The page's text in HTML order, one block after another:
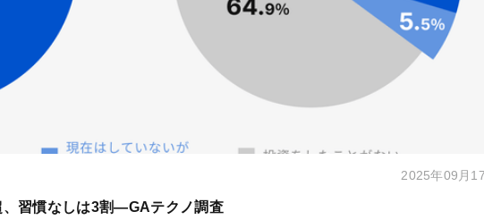
2025年09月
習慣なしは3割―GAテクノ調査